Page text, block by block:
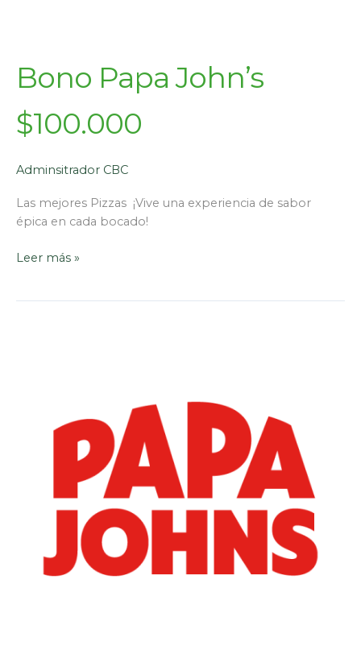
Bono Papa John’s
$100.000
Adminsitrador CBC
Las mejores Pizzas ¡Vive una experiencia de sabor
épica en cada bocado!
Leer más »